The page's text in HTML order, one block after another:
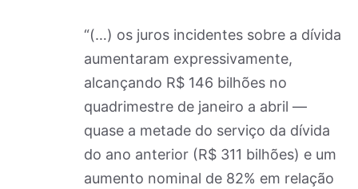
“(…) os juros incidentes sobre a dívida
aumentaram expressivamente,
alcançando R$ 146 bilhões no
quadrimestre de janeiro a abril —
quase a metade do serviço da dívida
do ano anterior (R$ 311 bilhões) e um
aumento nominal de 82% em relação